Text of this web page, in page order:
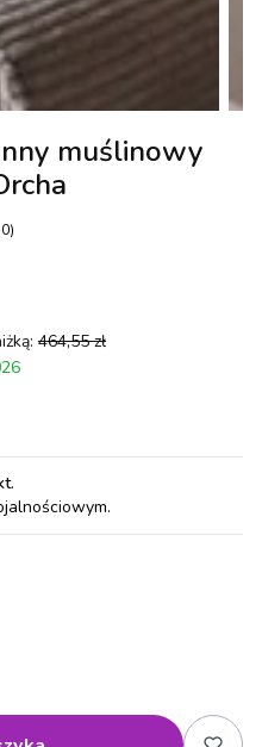
muślinowy
464,55 zł
.